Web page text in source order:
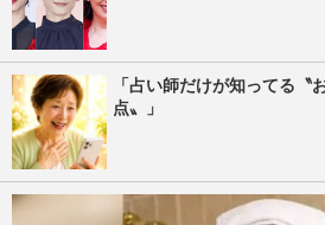
「占い師だけが知ってる〝
点〟」